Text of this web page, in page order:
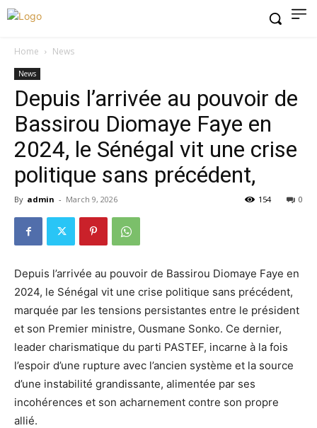
Home News
News
Depuis l’arrivée au pouvoir de
Bassirou Diomaye Faye en
2024, le Sénégal vit une crise
politique sans précédent,
By admin - March 9, 2026 0
154
Depuis l’arrivée au pouvoir de Bassirou Diomaye Faye en
2024, le Sénégal vit une crise politique sans précédent,
marquée par les tensions persistantes entre le président
et son Premier ministre, Ousmane Sonko. Ce dernier,
leader charismatique du parti PASTEF, incarne à la fois
l’espoir d’une rupture avec l’ancien système et la source
d’une instabilité grandissante, alimentée par ses
incohérences et son acharnement contre son propre
allié.